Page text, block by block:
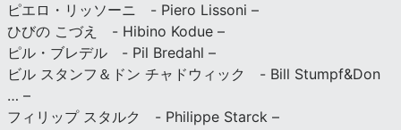
ピエロ・リッソーニ - Piero Lissoni –
ひびの こづえ - Hibino Kodue –
ピル・ブレデル - Pil Bredahl –
ビル スタンフ＆ドン チャドウィック - Bill Stumpf&Don
… –
フィリップ スタルク - Philippe Starck –